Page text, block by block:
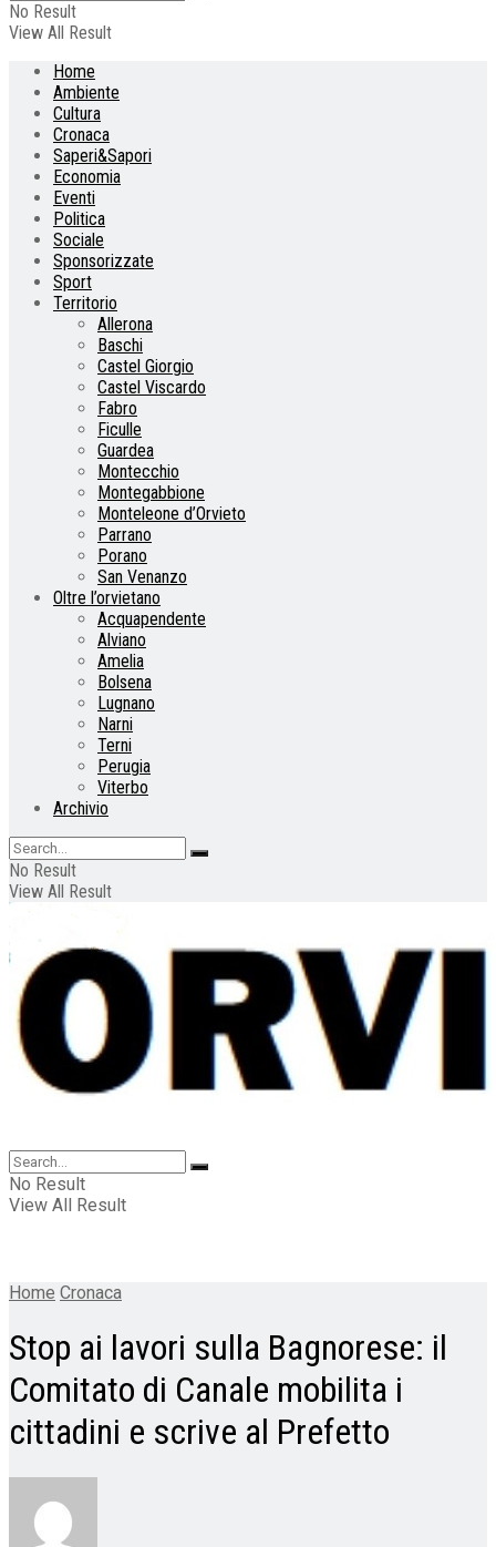
No Result
View All Result
Home
Ambiente
Cultura
Cronaca
Saperi&Sapori
Economia
Eventi
Politica
Sociale
Sponsorizzate
Sport
Territorio
Allerona
Baschi
Castel Giorgio
Castel Viscardo
Fabro
Ficulle
Guardea
Montecchio
Montegabbione
Monteleone d’Orvieto
Parrano
Porano
San Venanzo
Oltre l’orvietano
Acquapendente
Alviano
Amelia
Bolsena
Lugnano
Narni
Terni
Perugia
Viterbo
Archivio
No Result
View All Result
No Result
View All Result
Home Cronaca
Stop ai lavori sulla Bagnorese: il
Comitato di Canale mobilita i
cittadini e scrive al Prefetto